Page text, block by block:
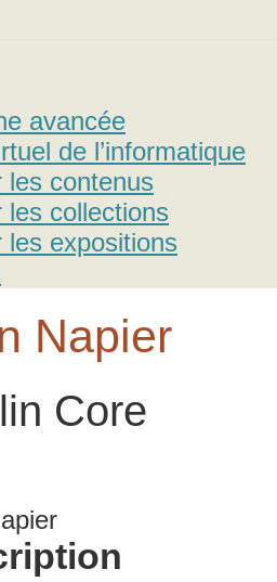
avancée
de l’informatique
les contenus
les collections
les expositions
Napier
Core